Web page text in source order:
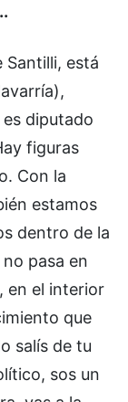
Santilli, está
diputado
figuras
Con la
estamos
dentro de la
pasa en
en el interior
que
salís de tu
sos un